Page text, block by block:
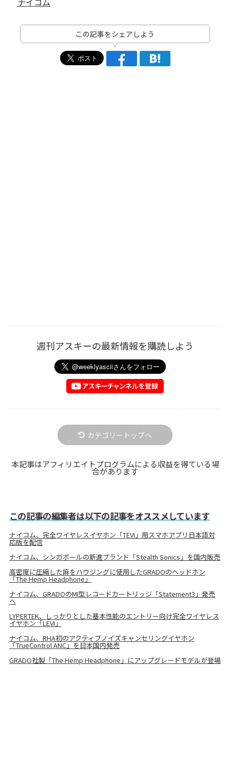
この記事をシェアしよう
週刊アスキーの最新情報を購読しよう
カテゴリートップへ
本記事はアフィリエイトプログラムによる収益を得ている場
合があります
この記事の編集者は以下の記事をオススメしています
ナイコム、完全ワイヤレスイヤホン「TEVI」用スマホアプリ日本語対
応版を配信
ナイコム、シンガポールの新進ブランド「Stealth Sonics」を国内販売
高密度に圧縮した麻をハウジングに使用したGRADOのヘッドホン
「The Hemp Headphone」
ナイコム、GRADOのMI型レコードカートリッジ「Statement3」発売
へ
LYPERTEK、しっかりとした基本性能のエントリー向け完全ワイヤレス
イヤホン「LEVI」
ナイコム、RHA初のアクティブノイズキャンセリングイヤホン
「TrueControl ANC」を日本国内発売
GRADO社製「The Hemp Headphone」にアップグレードモデルが登場